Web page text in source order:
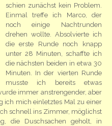
schien zunächst kein Problem.
Einmal treffe ich Marco, der
noch einige Nachtrunden
drehen wollte. Absolvierte ich
die erste Runde noch knapp
unter 28 Minuten, schaffte ich
die nächsten beiden in etwa 30
Minuten. In der vierten Runde
musste ich bereits etwas
immer anstrengender, aber
ich mich einletztes Mal zu einer
schnell ins Zimmer, möglichst
die Duschsachen geholt, in